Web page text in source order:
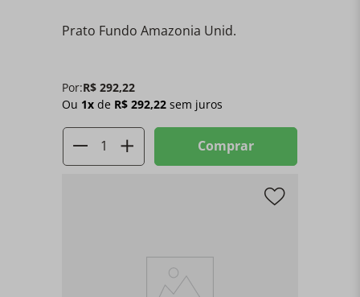
Prato Fundo Amazonia Unid.
Por:R$ 292,22
Ou 1x de R$ 292,22 sem juros
Comprar